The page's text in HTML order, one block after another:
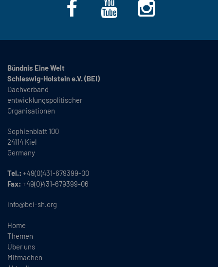
Bündnis Eine Welt
Schleswig-Holstein e.V. (BEI)
Dachverband
entwicklungspolitischer
Organisationen
Sophienblatt 100
24114 Kiel
Germany
Tel.: +49(0)431-679399-00
Fax: +49(0)431-679399-06
info@bei-sh.org
Home
Themen
Über uns
Mitmachen